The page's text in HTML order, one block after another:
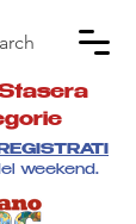
REGISTRATI
weekend.